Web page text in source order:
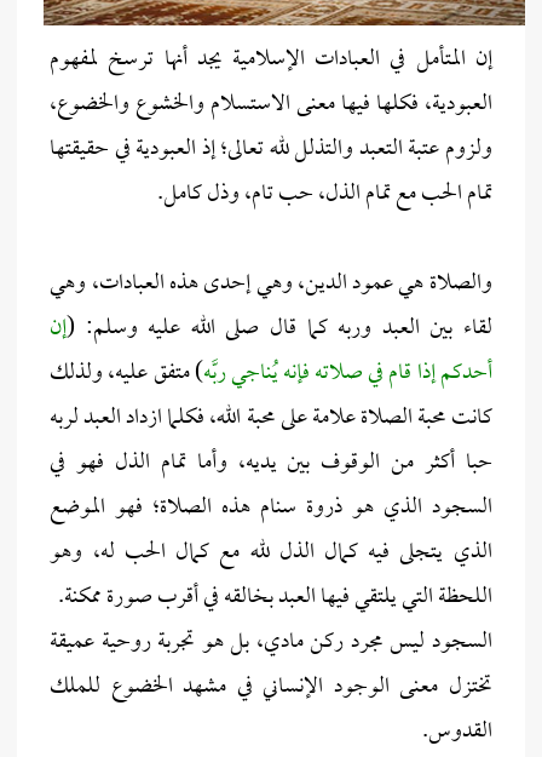
إن المتأمل في العبادات الإسلامية يجد أنها ترسخ لمفهوم
العبودية، فكلها فيها معنى الاستسلام والخشوع والخضوع،
ولزوم عتبة التعبد والتذلل لله تعالى؛ إذ العبودية في حقيقتها
تمام الحب مع تمام الذل، حب تام، وذل كامل.
والصلاة هي عمود الدين، وهي إحدى هذه العبادات، وهي
لقاء بين العبد وربه كما قال صلى الله عليه وسلم: (إن
أحدكم إذا قام في صلاته فإنه يُناجي ربَّه) متفق عليه، ولذلك
كانت محبة الصلاة علامة على محبة الله، فكلما ازداد العبد لربه
حبا أكثر من الوقوف بين يديه، وأما تمام الذل فهو في
السجود الذي هو ذروة سنام هذه الصلاة؛ فهو الموضع
الذي يتجلى فيه كمال الذل لله مع كمال الحب له، وهو
اللحظة التي يلتقي فيها العبد بخالقه في أقرب صورة ممكنة.
السجود ليس مجرد ركن مادي، بل هو تجربة روحية عميقة
تختزل معنى الوجود الإنساني في مشهد الخضوع للملك
القدوس.